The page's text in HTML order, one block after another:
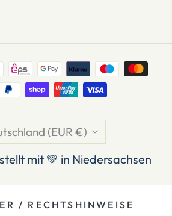
(EUR €)
mit 💚 in Niedersachsen
/ RECHTSHINWEISE